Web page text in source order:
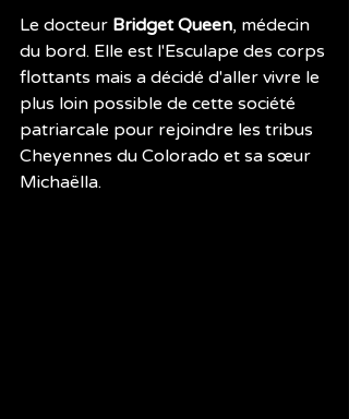
Le docteur Bridget Queen, médecin
du bord. Elle est l'Esculape des corps
flottants mais a décidé d'aller vivre le
plus loin possible de cette société
patriarcale pour rejoindre les tribus
Cheyennes du Colorado et sa sœur
Michaëlla.